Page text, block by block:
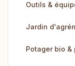
Outils &
Jardin
Potager bio &